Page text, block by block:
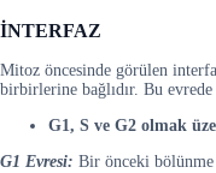
İNTERFAZ
Mitoz öncesinde görülen
birbirlerine bağlıdır. Bu
G1, S ve G2 olmak
G1 Evresi: Bir önceki